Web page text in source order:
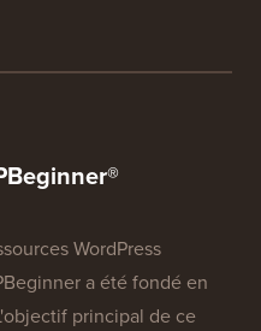
WordPress
a été fondé en
principal de ce